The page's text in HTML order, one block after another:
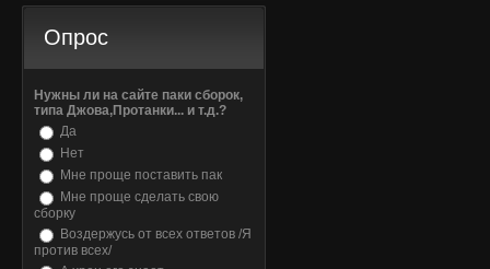
Опрос
Нужны ли на сайте паки сборок,
типа Джова,Протанки... и т.д.?
Да
Нет
Мне проще поставить пак
Мне проще сделать свою
сборку
Воздержусь от всех ответов /Я
против всех/